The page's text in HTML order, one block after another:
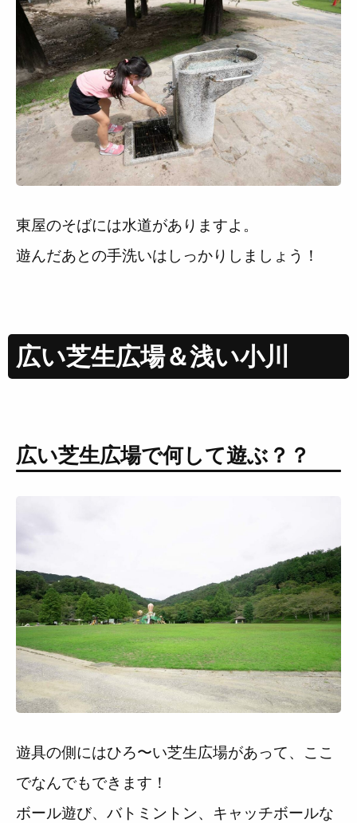
東屋のそばには水道がありますよ。
遊んだあとの手洗いはしっかりしましょう！
広い芝生広場＆浅い小川
広い芝生広場で何して遊ぶ？？
遊具の側にはひろ〜い芝生広場があって、ここ
でなんでもできます！
ボール遊び、バトミントン、キャッチボールな